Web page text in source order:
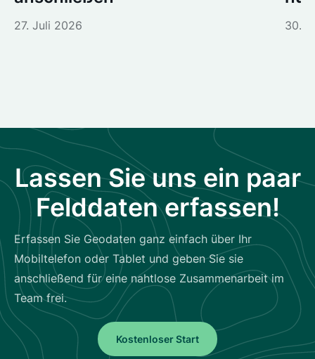
27. Juli 2026 30.
Lassen Sie uns ein paar
Felddaten erfassen!
Erfassen Sie Geodaten ganz einfach über Ihr
Mobiltelefon oder Tablet und geben Sie sie
anschließend für eine nahtlose Zusammenarbeit im
Team frei.
Kostenloser Start